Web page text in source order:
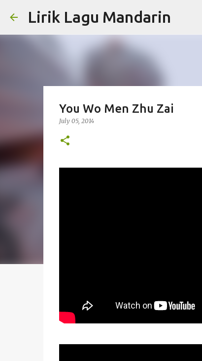
Lirik Lagu Mandarin
You Wo Men Zhu Zai
July 05, 2014